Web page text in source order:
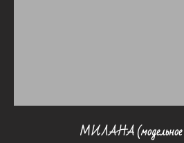
МИЛАНА (модельное